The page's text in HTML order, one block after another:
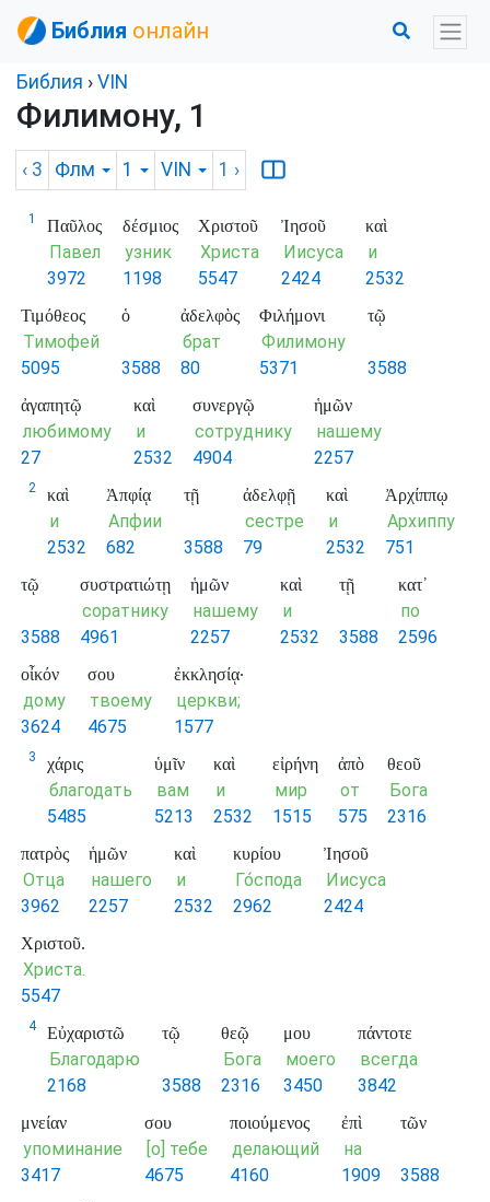
Библия онлайн
Библия › VIN
Филимону, 1
‹ 3 Флм 1 VIN 1 ›
1 Παῦλος
Павел
3972
δέσμιος
узник
1198
Χριστοῦ
Христа
5547
Ἰησοῦ
Иисуса
2424
καὶ
и
2532
Τιμόθεος
Тимофей
5095
ὁ
3588
ἀδελφὸς
брат
80
Φιλήμονι
Филимону
5371
τῷ
3588
ἀγαπητῷ
любимому
27
καὶ
и
2532
συνεργῷ
сотруднику
4904
ἡμῶν
нашему
2257
2 καὶ
и
2532
Ἀπφίᾳ
Апфии
682
τῇ
3588
ἀδελφῇ
сестре
79
καὶ
и
2532
Ἀρχίππῳ
Архиппу
751
τῷ
3588
συστρατιώτῃ
соратнику
4961
ἡμῶν
нашему
2257
καὶ
и
2532
τῇ
3588
κατ᾽
по
2596
οἶκόν
дому
3624
σου
твоему
4675
ἐκκλησίᾳ·
церкви;
1577
3 χάρις
благодать
5485
ὑμῖν
вам
5213
καὶ
и
2532
εἰρήνη
мир
1515
ἀπὸ
от
575
θεοῦ
Бога
2316
πατρὸς
Отца
3962
ἡμῶν
нашего
2257
καὶ
и
2532
κυρίου
Го́спода
2962
Ἰησοῦ
Иисуса
2424
Χριστοῦ.
Христа.
5547
4 Εὐχαριστῶ
Благодарю
2168
τῷ
3588
θεῷ
Бога
2316
μου
моего
3450
πάντοτε
всегда
3842
μνείαν
упоминание
3417
σου
[о] тебе
4675
ποιούμενος
делающий
4160
ἐπὶ
на
1909
τῶν
3588